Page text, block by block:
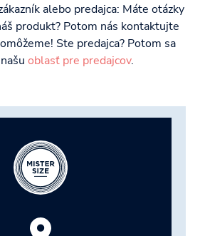
alebo predajca: Máte otázky
produkt? Potom nás kontaktujte
Ste predajca? Potom sa
oblasť pre predajcov.